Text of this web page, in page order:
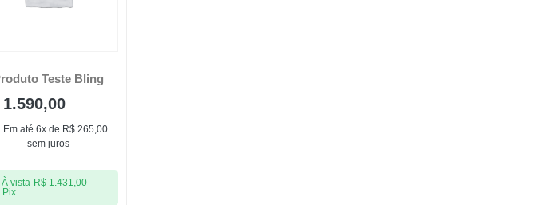
Teste Bling
Em até 6x de R$265,00
sem juros
À vista R$ 1.431,00
Pix